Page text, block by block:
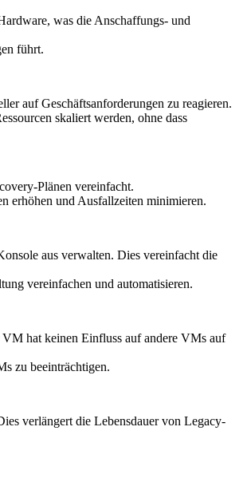
was die Anschaffungs- und
führt.
auf Geschäftsanforderungen zu reagieren.
skaliert werden, ohne dass
Plänen vereinfacht.
erhöhen und Ausfallzeiten minimieren.
aus verwalten. Dies vereinfacht die
vereinfachen und automatisieren.
hat keinen Einfluss auf andere VMs auf
zu beeinträchtigen.
verlängert die Lebensdauer von Legacy-